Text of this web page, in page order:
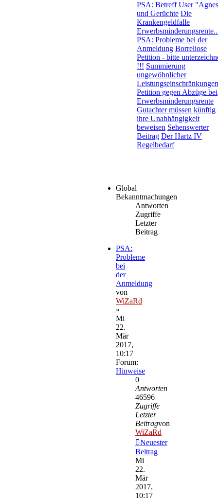
PSA: Betreff User
und Gerüchte Die
Krankengeldfalle
PSA: Probleme bei der
Anmeldung Borreliose
Petition - bitte
!!! Summierung
ungewöhnlicher
Petition gegen Abzüge bei
Erwerbsminderungsrente
Gutachter müssen künftig
ihre Unabhängigkeit
beweisen Sehenswerter
Beitrag Der Hartz IV
Regelbedarf
Global
Bekanntmachungen
Antworten
Zugriffe
Letzter
Beitrag
PSA:
Probleme
bei
der
Anmeldung
von
WiZaRd
»
Mi
22.
Mär
2017,
10:17
Forum:
Hinweise
0
Antworten
46596
Zugriffe
Letzter
Beitragvon
WiZaRd
Neuester
Beitrag
Mi
22.
Mär
2017,
10:17